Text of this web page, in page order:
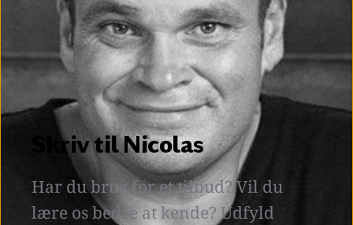
Skriv til Nicolas
Har du brug for et tilbud? Vil du
lære os bedre at kende? Udfyld